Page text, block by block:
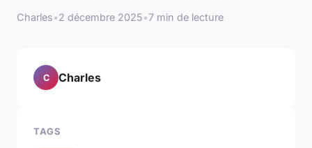
Charles•2 décembre 2025•7 min de lecture
C Charles
TAGS